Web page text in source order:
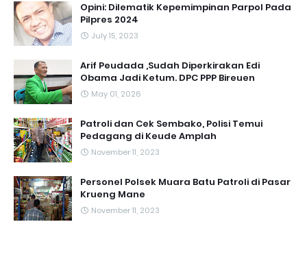
Opini: Dilematik Kepemimpinan Parpol Pada
Pilpres 2024
July 15, 2023
Arif Peudada ,Sudah Diperkirakan Edi
Obama Jadi Ketum. DPC PPP Bireuen
May 01, 2026
Patroli dan Cek Sembako, Polisi Temui
Pedagang di Keude Amplah
November 11, 2023
Personel Polsek Muara Batu Patroli di Pasar
Krueng Mane
November 11, 2023